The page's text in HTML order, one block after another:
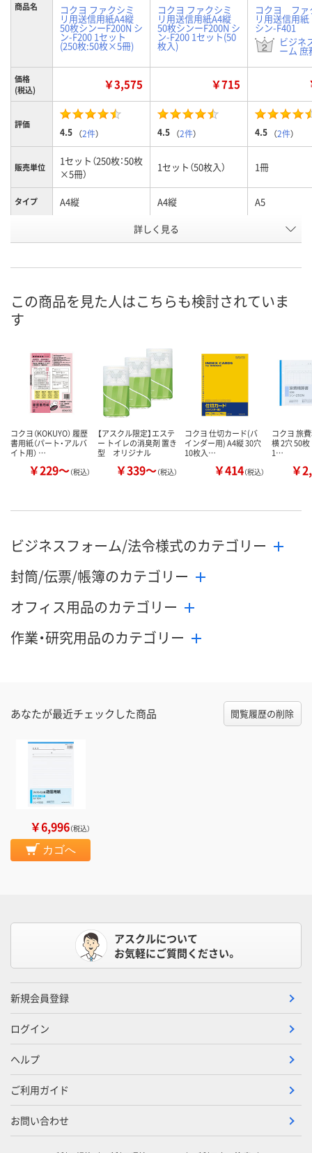
商品名 コクヨ ファクシミ
リ用送信用紙A4縦
50枚シンーF200N シ
ン-F200 1セット
(250枚:50枚×5冊)
コクヨ ファクシミ
リ用送信用紙A4縦
50枚シンーF200N シ
ン-F200 1セット(50
枚入)
コクヨ ファ
リ用送信
シン-F401
ビジネ
ーム 庶
価格
(税込)
￥3,575 ￥715
評価
4.5 （2件） 4.5 （2件） 4.5 （2件）
販売単位
1セット（250枚：50枚
×5冊）
1セット（50枚入） 1冊
タイプ A4縦 A4縦 A5
KU78940 8480402
8月7日（金）
カゴへ カゴへ
詳しく見る
この商品を見た人はこちらも検討されていま
す
コクヨ（KOKUYO） 履歴
書用紙（パート・アルバ
イト用） …
￥229～（税込）
【アスクル限定】エステ
ー トイレの消臭剤 置き
型 オリジナル
￥339～（税込）
コクヨ 仕切カード(バ
インダー用) A4縦 30穴
10枚入…
￥414（税込）
コクヨ 旅
横 2穴 50
1…
￥
ビジネスフォーム/法令様式のカテゴリー
封筒/伝票/帳簿のカテゴリー
オフィス用品のカテゴリー
作業・研究用品のカテゴリー
あなたが最近チェックした商品 閲覧履歴の削除
￥6,996（税込）
カゴへ
アスクルについて
お気軽にご質問ください。
新規会員登録
ログイン
ヘルプ
ご利用ガイド
お問い合わせ